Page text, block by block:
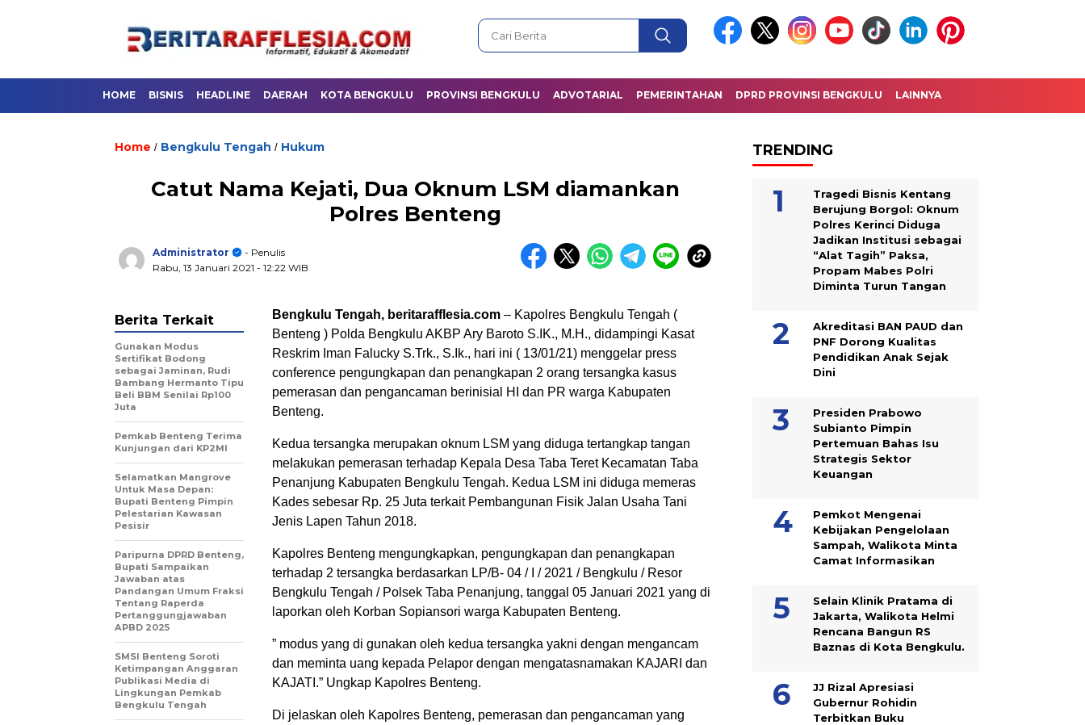
HOME BISNIS HEADLINE DAERAH KOTA BENGKULU PROVINSI BENGKULU ADVOTARIAL PEMERINTAHAN DPRD PROVINSI BENGKULU LAINNYA
Home / Bengkulu Tengah / Hukum
Catut Nama Kejati, Dua Oknum LSM diamankan
Polres Benteng
Administrator
- Penulis
Rabu, 13 Januari 2021 - 12:22 WIB
Bengkulu Tengah, beritarafflesia.com – Kapolres Bengkulu Tengah (
Benteng ) Polda Bengkulu AKBP Ary Baroto S.IK., M.H., didampingi Kasat
Reskrim Iman Falucky S.Trk., S.Ik., hari ini ( 13/01/21) menggelar press
conference pengungkapan dan penangkapan 2 orang tersangka kasus
pemerasan dan pengancaman berinisial HI dan PR warga Kabupaten
Benteng.
Kedua tersangka merupakan oknum LSM yang diduga tertangkap tangan
melakukan pemerasan terhadap Kepala Desa Taba Teret Kecamatan Taba
Penanjung Kabupaten Bengkulu Tengah. Kedua LSM ini diduga memeras
Kades sebesar Rp. 25 Juta terkait Pembangunan Fisik Jalan Usaha Tani
Jenis Lapen Tahun 2018.
Kapolres Benteng mengungkapkan, pengungkapan dan penangkapan
terhadap 2 tersangka berdasarkan LP/B- 04 / I / 2021 / Bengkulu / Resor
Bengkulu Tengah / Polsek Taba Penanjung, tanggal 05 Januari 2021 yang di
laporkan oleh Korban Sopiansori warga Kabupaten Benteng.
” modus yang di gunakan oleh kedua tersangka yakni dengan mengancam
dan meminta uang kepada Pelapor dengan mengatasnamakan KAJARI dan
KAJATI.” Ungkap Kapolres Benteng.
Di jelaskan oleh Kapolres Benteng, pemerasan dan pengancaman yang
Berita Terkait
Gunakan Modus
Sertifikat Bodong
sebagai Jaminan, Rudi
Bambang Hermanto Tipu
Beli BBM Senilai Rp100
Juta
Pemkab Benteng Terima
Kunjungan dari KP2MI
Selamatkan Mangrove
Untuk Masa Depan:
Bupati Benteng Pimpin
Pelestarian Kawasan
Pesisir
Paripurna DPRD Benteng,
Bupati Sampaikan
Jawaban atas
Pandangan Umum Fraksi
Tentang Raperda
Pertanggungjawaban
APBD 2025
SMSI Benteng Soroti
Ketimpangan Anggaran
Publikasi Media di
Lingkungan Pemkab
Bengkulu Tengah
TRENDING
Tragedi Bisnis Kentang
Berujung Borgol: Oknum
Polres Kerinci Diduga
Jadikan Institusi sebagai
“Alat Tagih” Paksa,
Propam Mabes Polri
Diminta Turun Tangan
Akreditasi BAN PAUD dan
PNF Dorong Kualitas
Pendidikan Anak Sejak
Dini
Presiden Prabowo
Subianto Pimpin
Pertemuan Bahas Isu
Strategis Sektor
Keuangan
Pemkot Mengenai
Kebijakan Pengelolaan
Sampah, Walikota Minta
Camat Informasikan
Selain Klinik Pratama di
Jakarta, Walikota Helmi
Rencana Bangun RS
Baznas di Kota Bengkulu.
JJ Rizal Apresiasi
Gubernur Rohidin
Terbitkan Buku